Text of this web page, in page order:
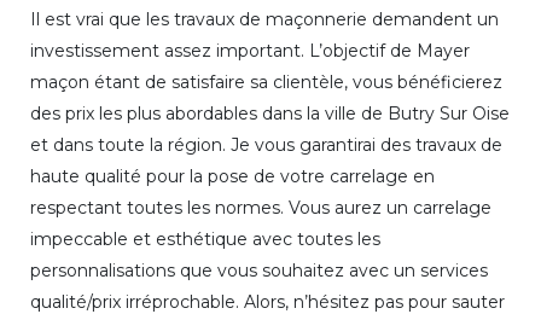
Il est vrai que les travaux de maçonnerie demandent un
investissement assez important. L’objectif de Mayer
maçon étant de satisfaire sa clientèle, vous bénéficierez
des prix les plus abordables dans la ville de Butry Sur Oise
et dans toute la région. Je vous garantirai des travaux de
haute qualité pour la pose de votre carrelage en
respectant toutes les normes. Vous aurez un carrelage
impeccable et esthétique avec toutes les
personnalisations que vous souhaitez avec un services
qualité/prix irréprochable. Alors, n’hésitez pas pour sauter